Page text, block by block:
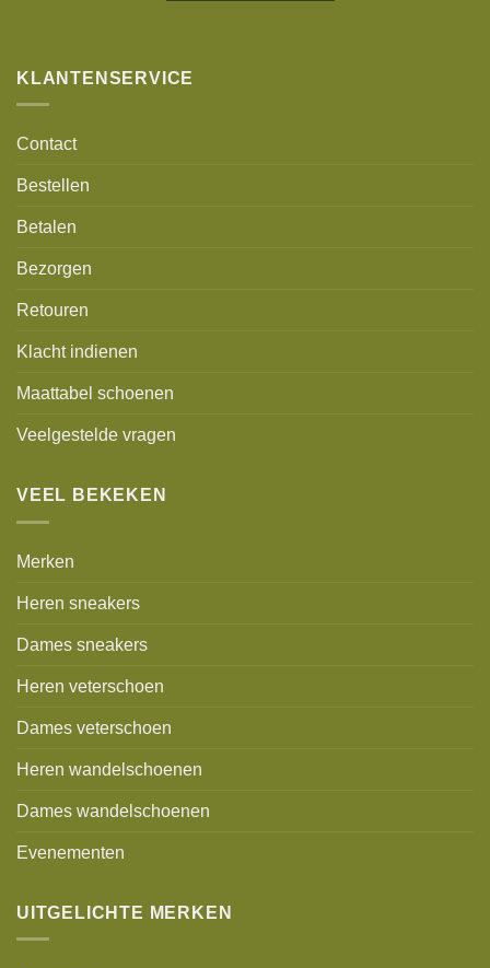
KLANTENSERVICE
Contact
Bestellen
Betalen
Bezorgen
Retouren
Klacht indienen
Maattabel schoenen
Veelgestelde vragen
VEEL BEKEKEN
Merken
Heren sneakers
Dames sneakers
Heren veterschoen
Dames veterschoen
Heren wandelschoenen
Dames wandelschoenen
Evenementen
UITGELICHTE MERKEN